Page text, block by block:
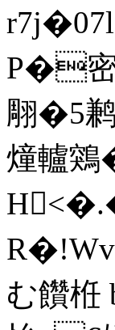
P�密
翢�5鹣
燑轤
む饡